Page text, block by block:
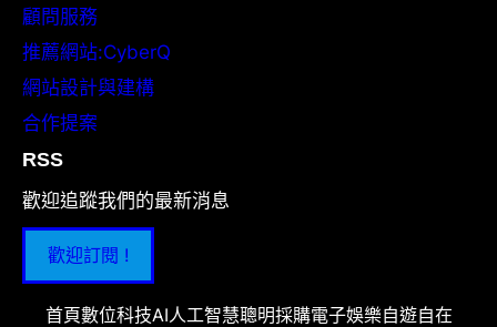
顧問服務
推薦網站:CyberQ
網站設計與建構
合作提案
RSS
歡迎追蹤我們的最新消息
歡迎訂閱 !
首頁數位科技AI人工智慧聰明採購電子娛樂自遊自在